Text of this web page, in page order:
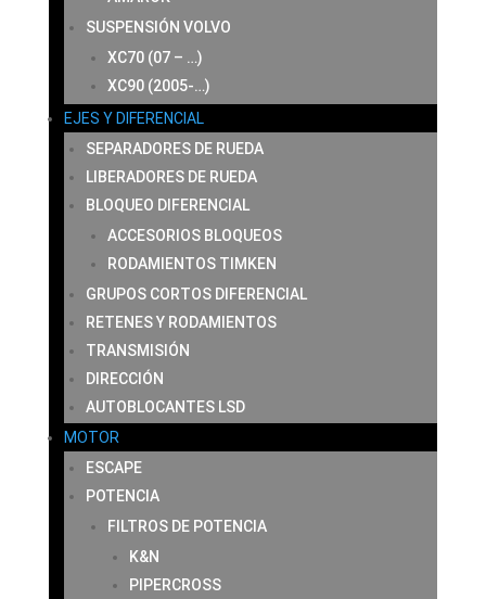
SUSPENSIÓN VOLVO
XC70 (07 – …)
XC90 (2005-…)
EJES Y DIFERENCIAL
SEPARADORES DE RUEDA
LIBERADORES DE RUEDA
BLOQUEO DIFERENCIAL
ACCESORIOS BLOQUEOS
RODAMIENTOS TIMKEN
GRUPOS CORTOS DIFERENCIAL
RETENES Y RODAMIENTOS
TRANSMISIÓN
DIRECCIÓN
AUTOBLOCANTES LSD
MOTOR
ESCAPE
POTENCIA
FILTROS DE POTENCIA
K&N
PIPERCROSS